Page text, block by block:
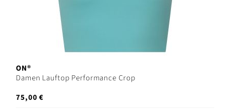
ON®
Damen Lauftop Performance Crop
75,00 €